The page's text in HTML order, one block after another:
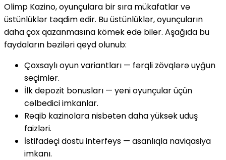
Olimp Kazino, oyunçulara bir sıra mükafatlar və
üstünlüklər təqdim edir. Bu üstünlüklər, oyunçuların
daha çox qazanmasına kömək edə bilər. Aşağıda bu
faydaların bəziləri qeyd olunub:
Çoxsaylı oyun variantları — fərqli zövqlərə uyğun
seçimlər.
İlk depozit bonusları — yeni oyunçular üçün
cəlbedici imkanlar.
Rəqib kazinolara nisbətən daha yüksək uduş
faizləri.
İstifadəçi dostu interfeys — asanlıqla naviqasiya
imkanı.